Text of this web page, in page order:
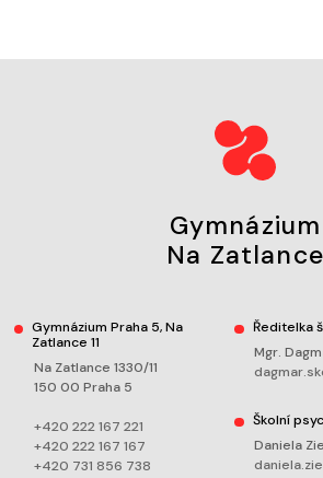
Gymnázium
Na Zatlance
Gymnázium Praha 5, Na
Zatlance 11
Na Zatlance 1330/11
150 00 Praha 5
+420 222 167 221
+420 222 167 167
+420 731 856 738
Ředitelka
Mgr.
Školní
Daniela